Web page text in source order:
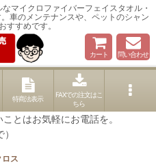
マイクロファイバーフェイスタオル・
車のメンテナンスや、ペットのシャン
すすめです。
カート 問い合わせ
特商法表示
FAXでの注文はこ
ちら
とはお気軽にお電話を。
ス